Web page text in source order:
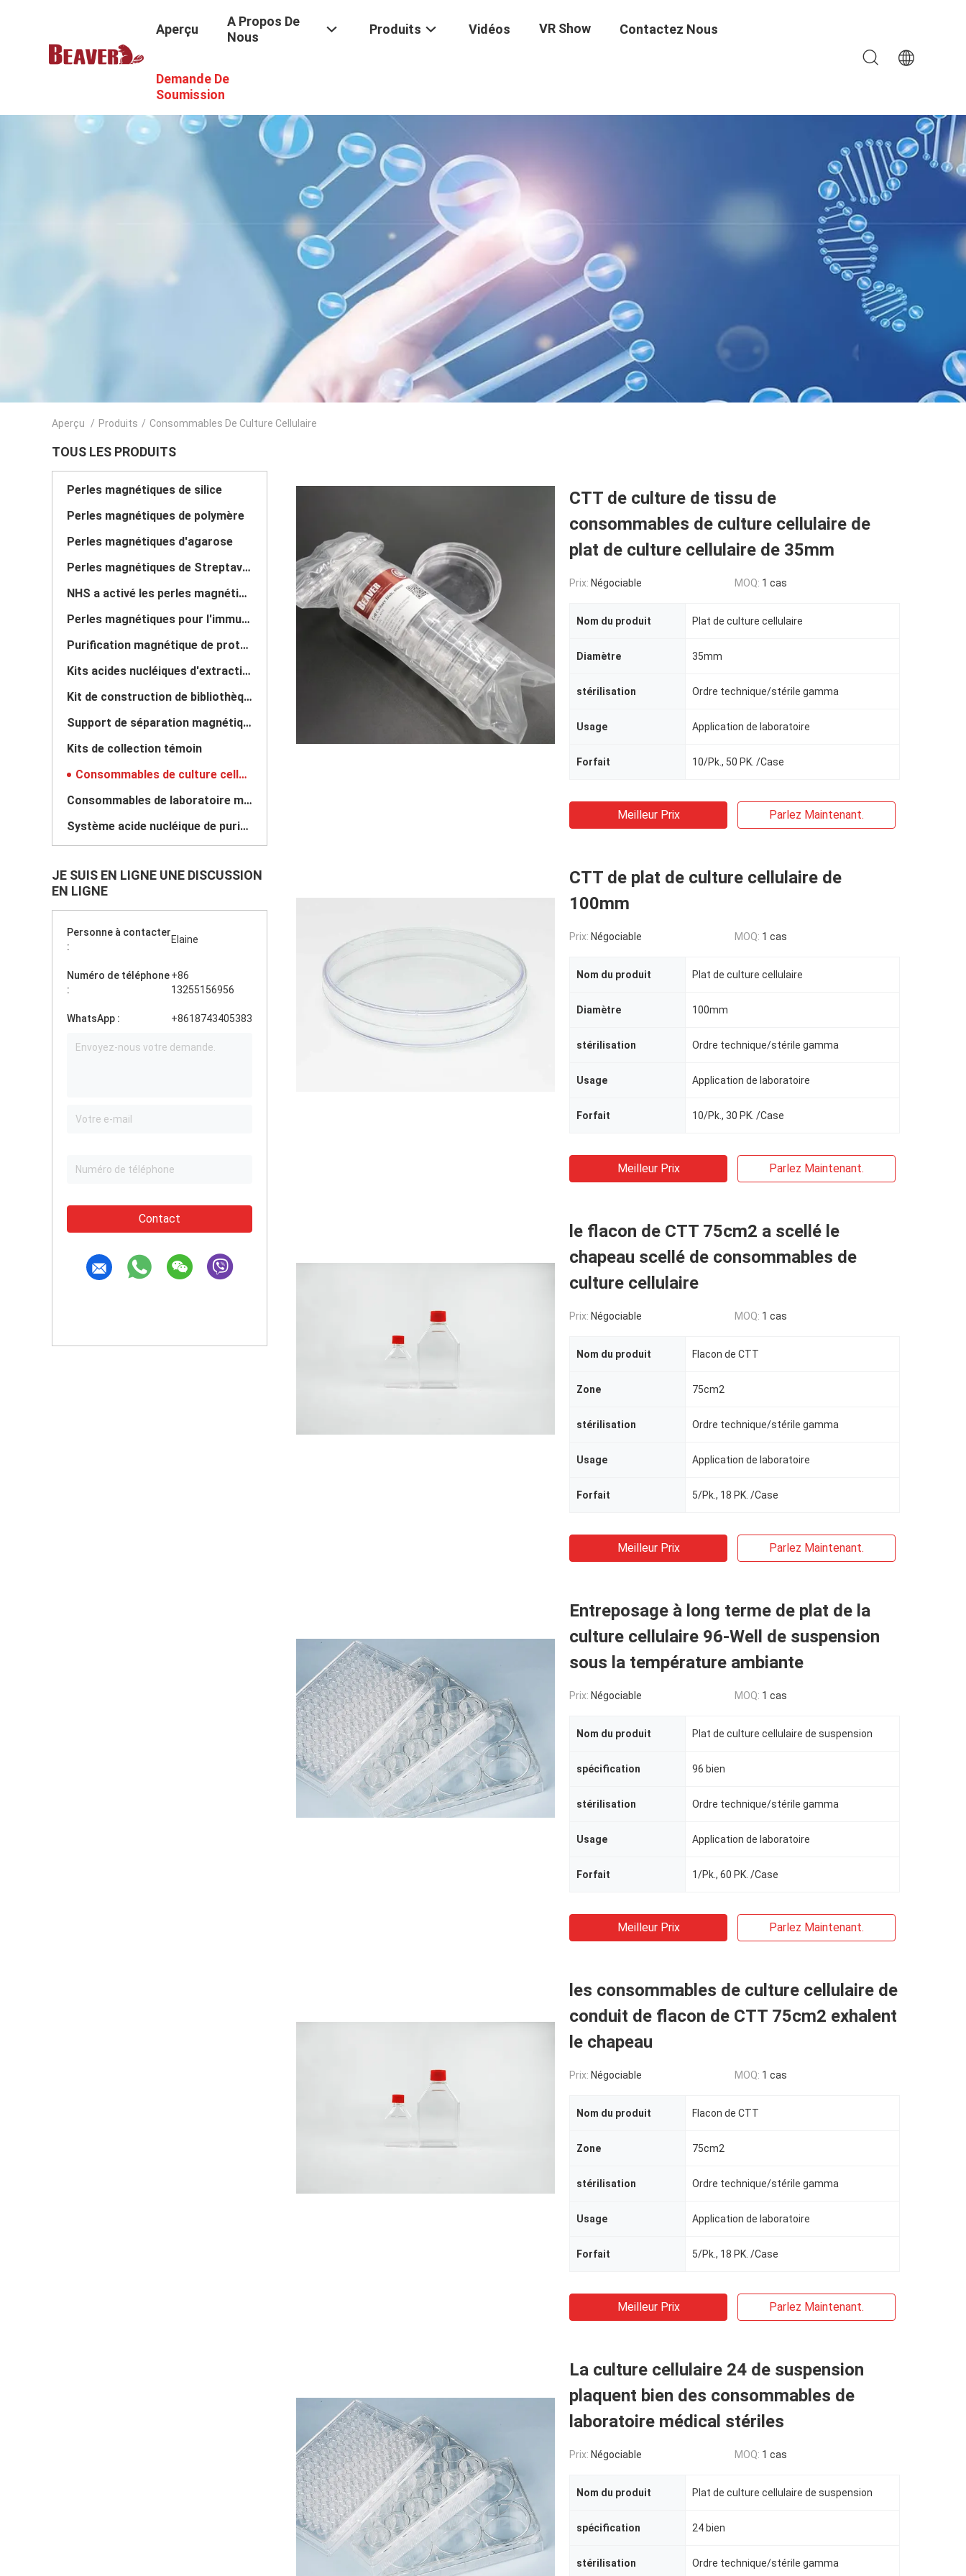
Aperçu
A Propos De
Nous
Produits Vidéos VR Show Contactez Nous
Demande De
Soumission
Aperçu / Produits / Consommables De Culture Cellulaire
TOUS LES PRODUITS
Perles magnétiques de silice
Perles magnétiques de polymère
Perles magnétiques d'agarose
Perles magnétiques de Streptavidin
NHS a activé les perles magnétiques
Perles magnétiques pour l'immunoprécipitation
Purification magnétique de protéine de perles
Kits acides nucléiques d'extraction
Kit de construction de bibliothèque d'ADN
Support de séparation magnétique
Kits de collection témoin
Consommables de culture cellulaire
Consommables de laboratoire médical
Système acide nucléique de purification
JE SUIS EN LIGNE UNE DISCUSSION
EN LIGNE
Personne à contacter
:
Elaine
Numéro de téléphone
:
+86
13255156956
WhatsApp : +8618743405383
Contact
CTT de culture de tissu de
consommables de culture cellulaire de
plat de culture cellulaire de 35mm
Prix: Négociable MOQ: 1 cas
Nom du produit Plat de culture cellulaire
Diamètre 35mm
stérilisation Ordre technique/stérile gamma
Usage Application de laboratoire
Forfait 10/Pk., 50 PK. /Case
Meilleur Prix Parlez Maintenant.
CTT de plat de culture cellulaire de
100mm
Prix: Négociable MOQ: 1 cas
Nom du produit Plat de culture cellulaire
Diamètre 100mm
stérilisation Ordre technique/stérile gamma
Usage Application de laboratoire
Forfait 10/Pk., 30 PK. /Case
Meilleur Prix Parlez Maintenant.
le flacon de CTT 75cm2 a scellé le
chapeau scellé de consommables de
culture cellulaire
Prix: Négociable MOQ: 1 cas
Nom du produit Flacon de CTT
Zone 75cm2
stérilisation Ordre technique/stérile gamma
Usage Application de laboratoire
Forfait 5/Pk., 18 PK. /Case
Meilleur Prix Parlez Maintenant.
Entreposage à long terme de plat de la
culture cellulaire 96-Well de suspension
sous la température ambiante
Prix: Négociable MOQ: 1 cas
Nom du produit Plat de culture cellulaire de suspension
spécification 96 bien
stérilisation Ordre technique/stérile gamma
Usage Application de laboratoire
Forfait 1/Pk., 60 PK. /Case
Meilleur Prix Parlez Maintenant.
les consommables de culture cellulaire de
conduit de flacon de CTT 75cm2 exhalent
le chapeau
Prix: Négociable MOQ: 1 cas
Nom du produit Flacon de CTT
Zone 75cm2
stérilisation Ordre technique/stérile gamma
Usage Application de laboratoire
Forfait 5/Pk., 18 PK. /Case
Meilleur Prix Parlez Maintenant.
La culture cellulaire 24 de suspension
plaquent bien des consommables de
laboratoire médical stériles
Prix: Négociable MOQ: 1 cas
Nom du produit Plat de culture cellulaire de suspension
spécification 24 bien
stérilisation Ordre technique/stérile gamma